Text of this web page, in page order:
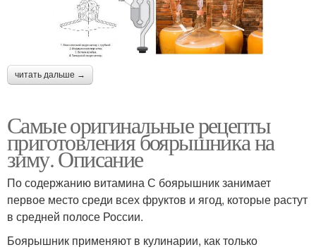
читать дальше →
Самые оригинальные рецепты
приготовления боярышника на
зиму. Описание
По содержанию витамина С боярышник занимает
первое место среди всех фруктов и ягод, которые растут
в средней полосе России.
Боярышник применяют в кулинарии, как только